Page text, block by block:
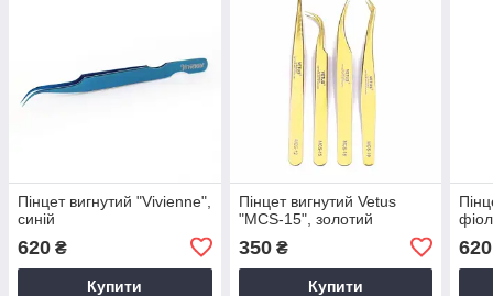
Пінцет вигнутий "Vivienne",
синій
620 ₴
Купити
Пінцет вигнутий Vetus
"MCS-15", золотий
350₴
Купити
620